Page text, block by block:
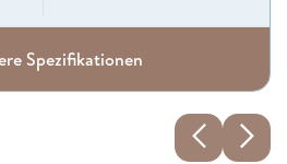
Spezifikationen